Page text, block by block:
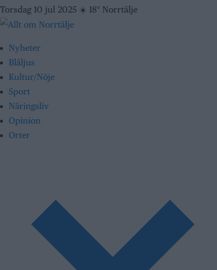
Torsdag 10 jul 2025 ☀️ 18° Norrtälje
Nyheter
Blåljus
Kultur/Nöje
Sport
Näringsliv
Opinion
Orter